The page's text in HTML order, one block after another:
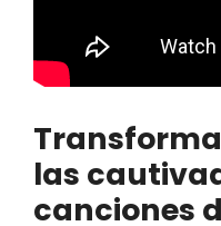
las
canciones